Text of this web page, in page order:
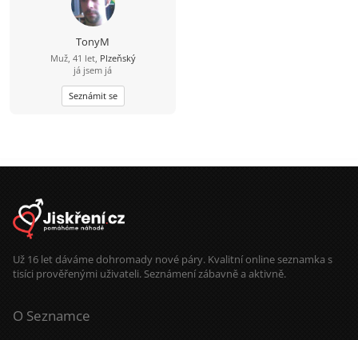
TonyM
Muž, 41 let, Plzeňský
já jsem já
Seznámit se
Už 16 let dáváme dohromady nové páry. Kvalitní online seznamka s
tisíci prověřenými uživateli. Seznámení zábavně a aktivně.
O Seznamce